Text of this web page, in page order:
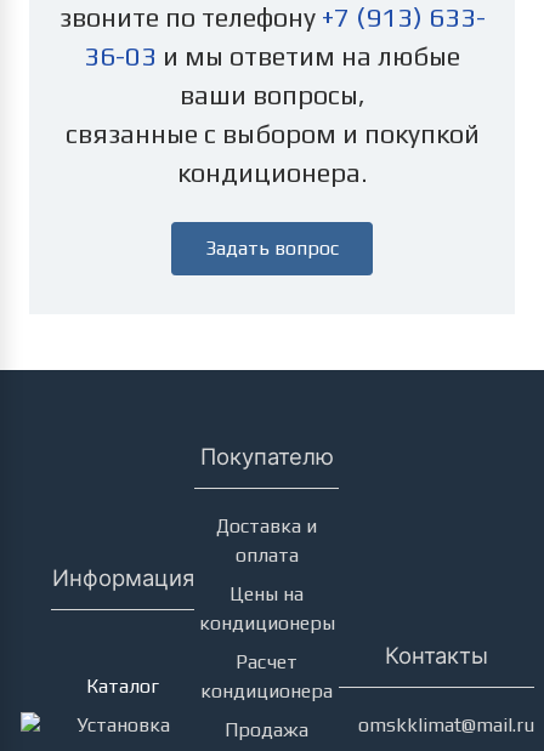
звоните по телефону +7 (913) 633-
36-03 и мы ответим на любые
ваши вопросы,
связанные с выбором и покупкой
кондиционера.
Задать вопрос
Информация
Каталог
Установка
Покупателю
Доставка и
оплата
Цены на
кондиционеры
Расчет
кондиционера
Продажа
Контакты
omskklimat@mail.ru